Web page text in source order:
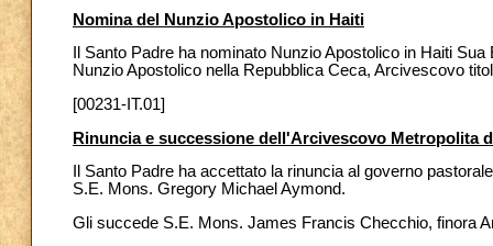
Nomina del Nunzio Apostolico in Haiti
Il Santo Padre ha nominato Nunzio Apostolico in Haiti
Nunzio Apostolico nella Repubblica Ceca, Arcivescovo
[00231-IT.01]
Rinuncia e successione dell'Arcivescovo Metropolita
Il Santo Padre ha accettato la rinuncia al governo
S.E. Mons. Gregory Michael Aymond.
Gli succede S.E. Mons. James Francis Checchio, finora